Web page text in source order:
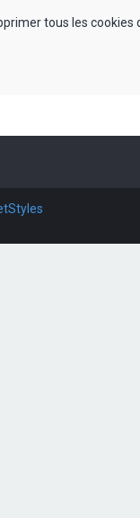
tous les cookies